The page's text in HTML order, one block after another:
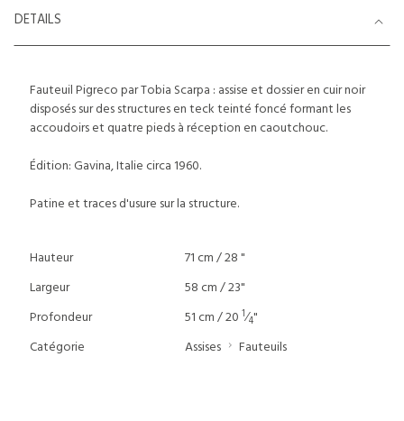
DETAILS
Fauteuil Pigreco par Tobia Scarpa : assise et dossier en cuir noir
disposés sur des structures en teck teinté foncé formant les
accoudoirs et quatre pieds à réception en caoutchouc.
Édition: Gavina, Italie circa 1960.
Patine et traces d'usure sur la structure.
Hauteur
71 cm / 28 "
Largeur
58 cm / 23"
Profondeur
51 cm / 20 1⁄4"
Catégorie
Assises Fauteuils